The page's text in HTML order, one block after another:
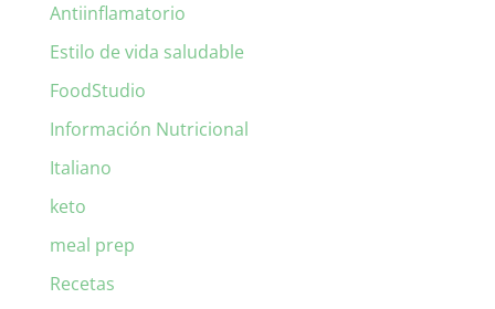
Antiinflamatorio
Estilo de vida saludable
FoodStudio
Información Nutricional
Italiano
keto
meal prep
Recetas